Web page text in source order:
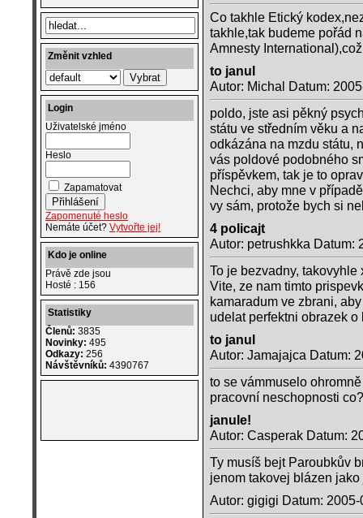
Změnit vzhled
Login
Uživatelské jméno
Heslo
Zapamatovat
Zapomenuté heslo
Nemáte účet? Vytvořte jej!
Kdo je online
Právě zde jsou
Hosté : 156
Statistiky
Členů: 3835
Novinky: 495
Odkazy: 256
Návštěvníků: 4390767
Co takhle Etický
takhle,tak budeme pořád
Amnesty
to janul
Autor: Michal Datum:
poldo, jste asi pěkný
státu ve středním věku a
odkázána na mzdu státu,
vás poldové podobného
příspěvkem, tak je to
Nechci, aby mne v
vy sám, protože bych si
4 policajt
Autor: petrushkka Datum:
To je bezvadny,
Vite, ze nam timto
kamaradum ve zbrani,
udelat perfektni obrazek
to janul
Autor: Jamajajca Datum:
to se vámmuselo
pracovní neschopnosti co?
janule!
Autor: Casperak Datum:
Ty musíš bejt Paroubkův
jenom takovej blázen
Autor: gigigi Datum: